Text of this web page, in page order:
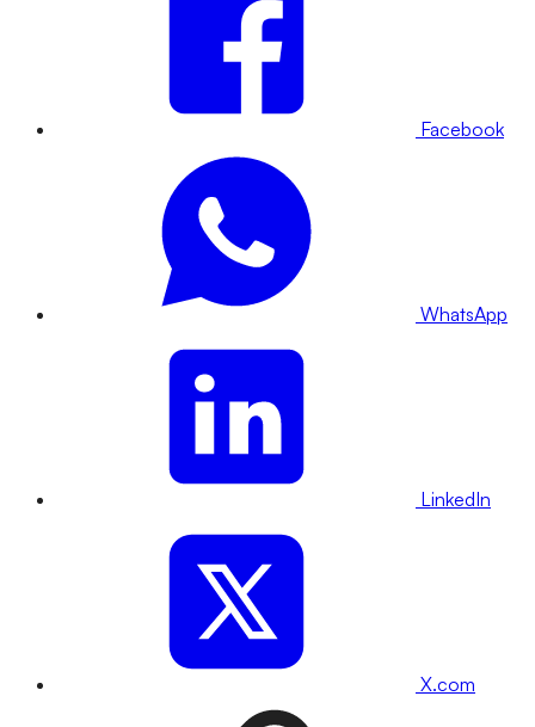
Facebook
WhatsApp
LinkedIn
X.com